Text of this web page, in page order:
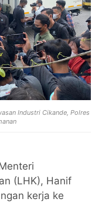
Industri Cikande, Polres
(LHK), Hanif
kerja ke